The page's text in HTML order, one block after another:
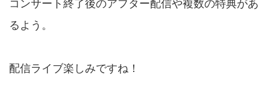
コンサート終了後のアフター配信や複数の特典があ
るよう。
配信ライブ楽しみですね！